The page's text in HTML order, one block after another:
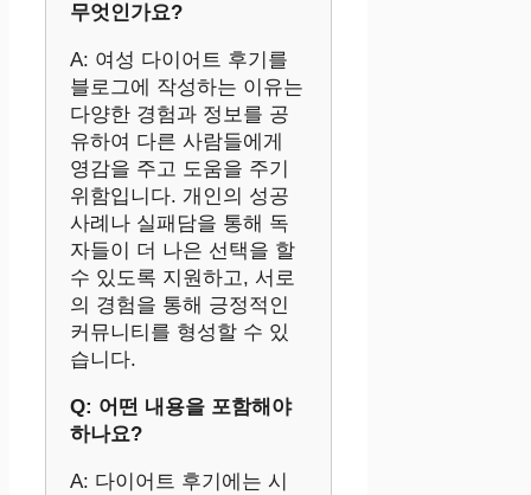
무엇인가요?
A: 여성 다이어트 후기를
블로그에 작성하는 이유는
다양한 경험과 정보를 공
유하여 다른 사람들에게
영감을 주고 도움을 주기
위함입니다. 개인의 성공
사례나 실패담을 통해 독
자들이 더 나은 선택을 할
수 있도록 지원하고, 서로
의 경험을 통해 긍정적인
커뮤니티를 형성할 수 있
습니다.
Q: 어떤 내용을 포함해야
하나요?
A: 다이어트 후기에는 시